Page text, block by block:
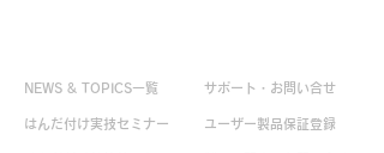
NEWS & TOPICS一覧
はんだ付け実技セミナー
サポート・お問い合せ
ユーザー製品保証登録